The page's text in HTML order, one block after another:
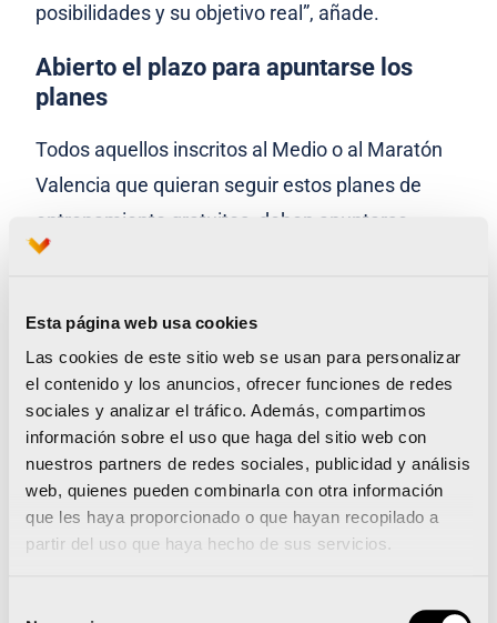
Esta página web usa cookies
Las cookies de este sitio web se usan para personalizar
el contenido y los anuncios, ofrecer funciones de redes
sociales y analizar el tráfico. Además, compartimos
información sobre el uso que haga del sitio web con
nuestros partners de redes sociales, publicidad y análisis
web, quienes pueden combinarla con otra información
que les haya proporcionado o que hayan recopilado a
partir del uso que haya hecho de sus servicios.
posibilidades y su objetivo real”, añade.
Abierto el plazo para apuntarse los
planes
Todos aquellos inscritos al Medio o al Maratón
Valencia que quieran seguir estos planes de
entrenamiento gratuitos, deben apuntarse
desde la web del maratón y del medio maratón
inscritos, y a partir del 12 de agosto, cada
domingo recibirán en su correo electrónico el
entrenamiento para la siguiente semana, así
como contenido extra relacionado con el
entrenamiento y con material deportivo.
Aquellos corredores que van a participar tanto
en el 42K como en el 21K y deseen seguir los